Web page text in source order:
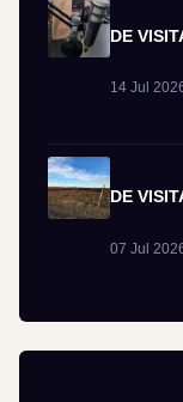
DE
14 Jul
DE
07 Jul